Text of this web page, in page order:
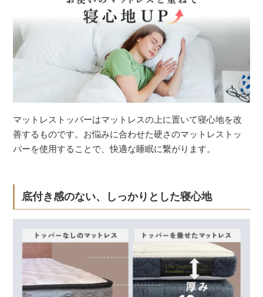
マットレストッパーはマットレスの上に置いて寝心地を改
善するものです。お悩みに合わせた硬さのマットレストッ
パーを使用することで、快適な睡眠に繋がります。
底付き感のない、しっかりとした寝心地